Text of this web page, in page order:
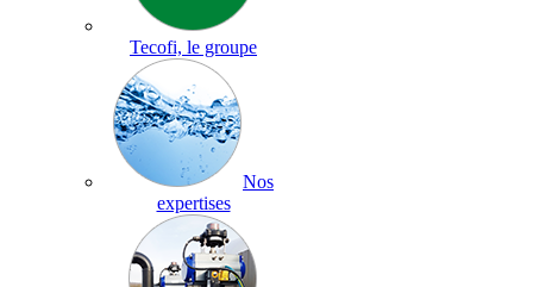
Tecofi, le groupe
Nos
expertises